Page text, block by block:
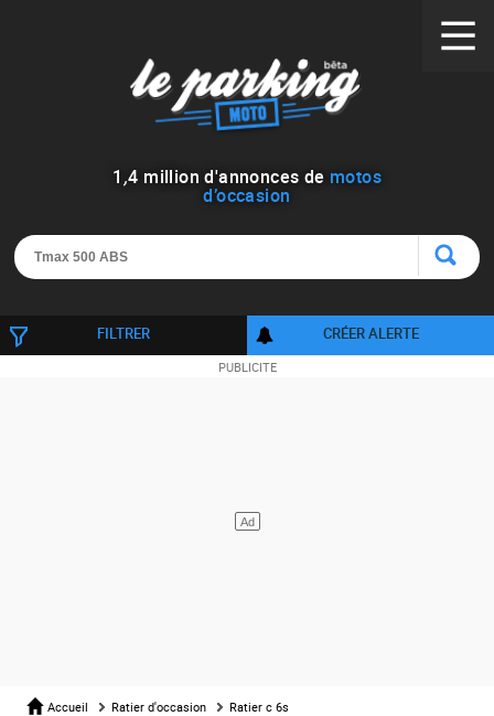
1 ,4 million d'annonces de motos
d’occasion
FILTRER CRÉER ALERTE
Accueil Ratier d'occasion Ratier c 6s